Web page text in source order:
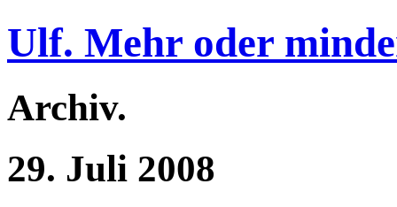
Ulf. Mehr oder
Archiv.
29. Juli 2008